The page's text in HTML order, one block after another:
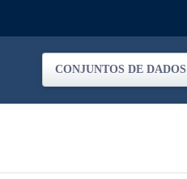
CONJUNTOS DE DADOS